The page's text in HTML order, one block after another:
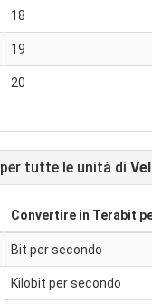
18
19
20
per tutte le unità di
Convertire in Terabit
Bit per secondo
Kilobit per secondo